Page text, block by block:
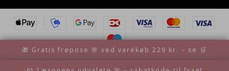
🎁 Gratis frøpose 🌸 ved varekøb 229 kr. – se 🛒
Privatlivspolitik Cookiepolitik